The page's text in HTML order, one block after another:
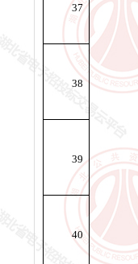
37
38
39
40